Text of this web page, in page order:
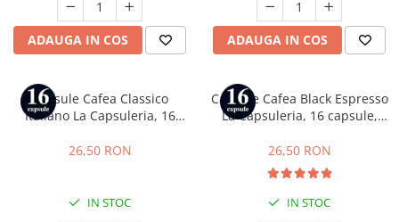
ADAUGA IN COS ADAUGA IN COS
Capsule Cafea Classico
Italiano La Capsuleria, 16
Gusto
26,50 RON
IN STOC
Capsule Cafea Black Espresso
La Capsuleria, 16 capsule,
26,50 RON
IN STOC